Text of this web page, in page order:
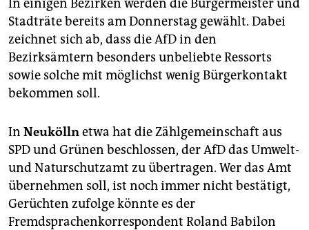
In einigen Bezirken werden die Bürgermeister und
Stadträte bereits am Donnerstag gewählt. Dabei
zeichnet sich ab, dass die AfD in den
Bezirksämtern besonders unbeliebte Ressorts
sowie solche mit möglichst wenig Bürgerkontakt
bekommen soll.
In Neuköllnetwa hat die Zählgemeinschaft aus
SPD und Grünen beschlossen, der AfD das Umwelt-
und Naturschutzamt zu übertragen. Wer das Amt
übernehmen soll, ist noch immer nicht bestätigt,
Gerüchten zufolge könnte es der
Fremdsprachenkorrespondent Roland Babilon